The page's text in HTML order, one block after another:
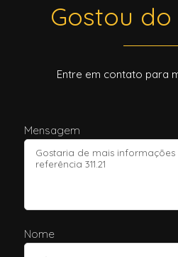
Gostou
Entre em contato para
Mensagem
Nome